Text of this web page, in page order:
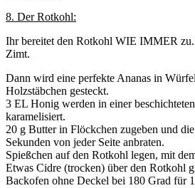
8. Der Rotkohl:
Ihr bereitet den Rotkohl WIE IMMER
Zimt.
Dann wird eine perfekte Ananas in
Holzstäbchen gesteckt.
3 EL Honig werden in einer
karamelisiert.
20 g Butter in Flöckchen zugeben und
Sekunden von jeder Seite anbraten.
Spießchen auf den Rotkohl legen, mit
Etwas Cidre (trocken) über den Rotkohl
Backofen ohne Deckel bei 180 Grad für